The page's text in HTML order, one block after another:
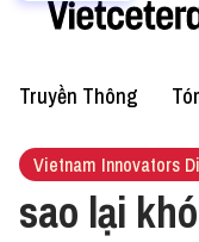
Truyền Thông
Vietnam Innovators
sao lại